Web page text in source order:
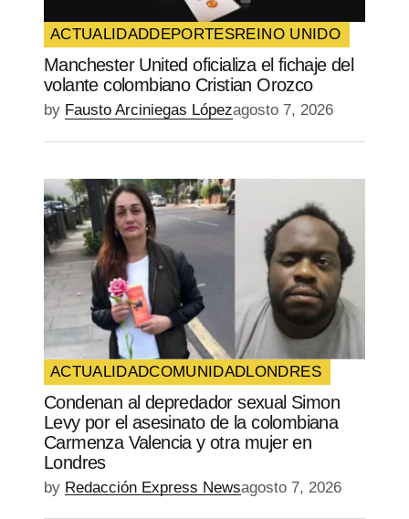
ACTUALIDADDEPORTESREINO UNIDO
Manchester United oficializa el fichaje del
volante colombiano Cristian Orozco
by Fausto Arciniegas Lópezagosto 7, 2026
ACTUALIDADCOMUNIDADLONDRES
Condenan al depredador sexual Simon
Levy por el asesinato de la colombiana
Carmenza Valencia y otra mujer en
Londres
by Redacción Express Newsagosto 7, 2026